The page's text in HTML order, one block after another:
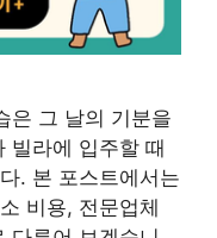
은 그 날의 기분을
빌라에 입주할 때
. 본 포스트에서는
비용, 전문업체